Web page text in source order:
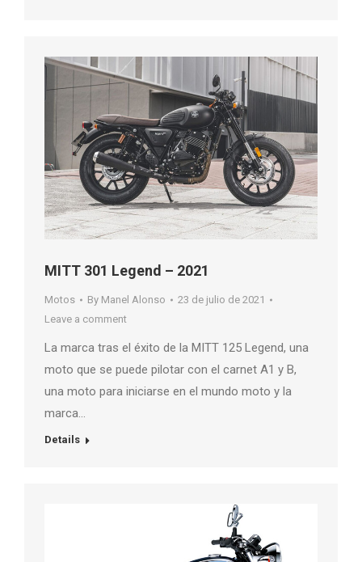
MITT 301 Legend – 2021
Motos By Manel Alonso
23 de julio de 2021
Leave a comment
La marca tras el éxito de la MITT 125 Legend, una
moto que se puede pilotar con el carnet A1 y B,
una moto para iniciarse en el mundo moto y la
marca…
Details